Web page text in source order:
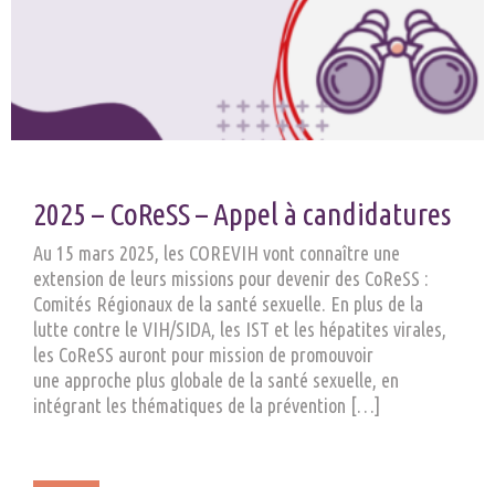
2025 – CoReSS – Appel à candidatures
Au 15 mars 2025, les COREVIH vont connaître une
extension de leurs missions pour devenir des CoReSS :
Comités Régionaux de la santé sexuelle. En plus de la
lutte contre le VIH/SIDA, les IST et les hépatites virales,
les CoReSS auront pour mission de promouvoir
une approche plus globale de la santé sexuelle, en
intégrant les thématiques de la prévention […]